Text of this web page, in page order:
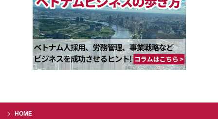
HOME